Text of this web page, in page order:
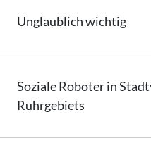
Unglaublichwichtig
Soziale Roboter in
Ruhrgebiets